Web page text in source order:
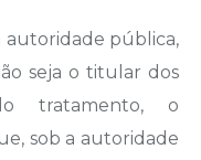
autoridade pública,
seja o titular dos
tratamento, o
sob a autoridade